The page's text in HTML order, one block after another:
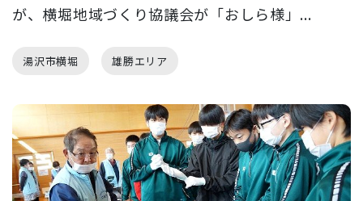
が、横堀地域づくり協議会が「おしら様」...
湯沢市横堀 雄勝エリア